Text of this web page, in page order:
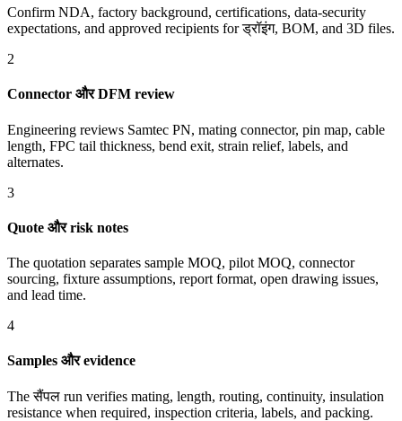
Confirm NDA, factory background, certifications, data-security
expectations, and approved recipients for ड्रॉइंग, BOM, and 3D files.
2
Connector और DFM review
Engineering reviews Samtec PN, mating connector, pin map, cable
length, FPC tail thickness, bend exit, strain relief, labels, and
alternates.
3
Quote और risk notes
The quotation separates sample MOQ, pilot MOQ, connector
sourcing, fixture assumptions, report format, open drawing issues,
and lead time.
4
Samples और evidence
The सैंपल run verifies mating, length, routing, continuity, insulation
resistance when required, inspection criteria, labels, and packing.